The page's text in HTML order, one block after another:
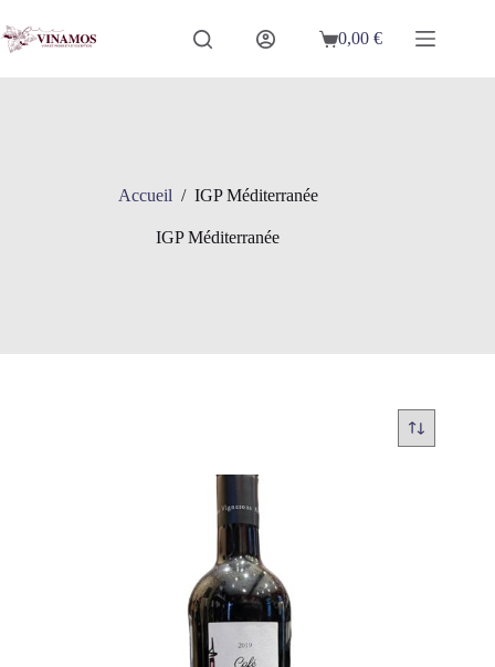
au
contenu
Panier
0,00€
Accueil / IGP Méditerranée
IGP Méditerranée